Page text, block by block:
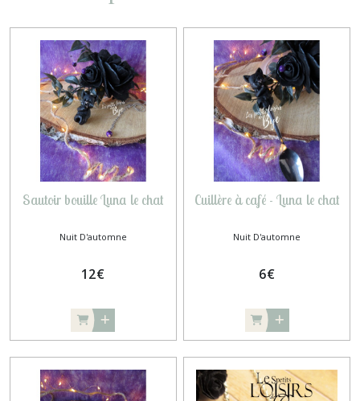
Sautoir bouille Luna le chat
Nuit D'automne
12€
Cuillère à café - Luna le chat
Nuit D'automne
6€